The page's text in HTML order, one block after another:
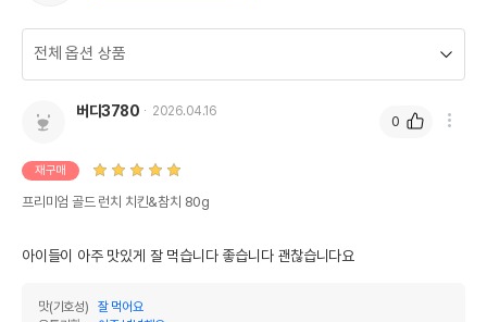
버디3780 2026.04.16
재구매
프리미엄 골드 런치 치킨&참치 80g
아이들이 아주 맛있게 잘 먹습니다 좋습니다 괜찮습니다요
맛(기호성)
잘 먹어요
0